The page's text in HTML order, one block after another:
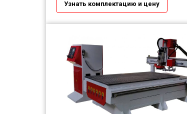
Узнать комплектацию и цену